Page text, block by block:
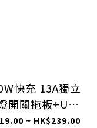
快充 13A獨立
開關拖板+USB
充電位 (連3米
~ HK$239.00